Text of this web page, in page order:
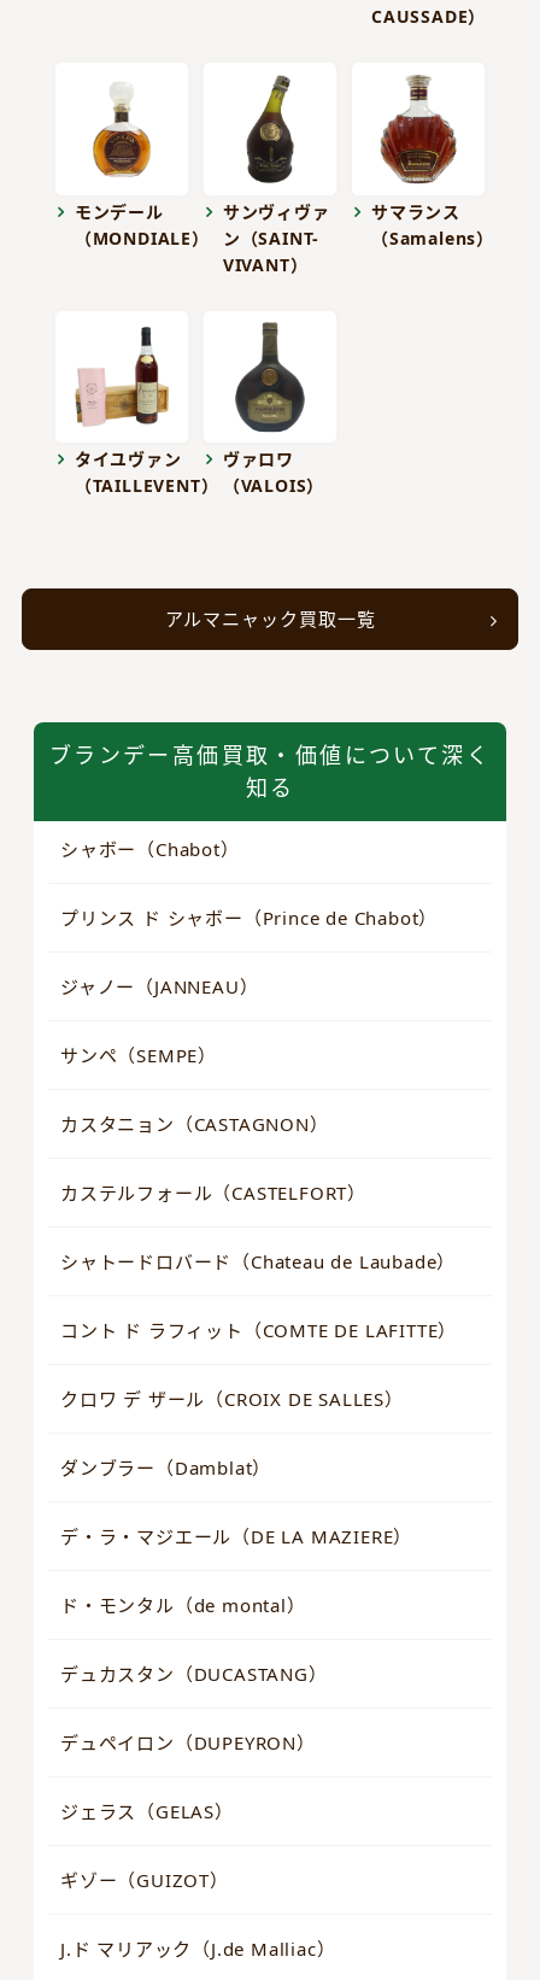
CAUSSADE）
モンデール
（MONDIALE）
サンヴィヴァ
ン（SAINT-
VIVANT）
サマランス
（Samalens）
タイユヴァン
（TAILLEVENT）
ヴァロワ
（VALOIS）
アルマニャック買取一覧
ブランデー高価買取・価値について深く
知る
シャボー（Chabot）
プリンス ド シャボー（Prince de Chabot）
ジャノー（JANNEAU）
サンペ（SEMPE）
カスタニョン（CASTAGNON）
カステルフォール（CASTELFORT）
シャトードロバード（Chateau de Laubade）
コント ド ラフィット（COMTE DE LAFITTE）
クロワ デ ザール（CROIX DE SALLES）
ダンブラー（Damblat）
デ・ラ・マジエール（DE LA MAZIERE）
ド・モンタル（de montal）
デュカスタン（DUCASTANG）
デュペイロン（DUPEYRON）
ジェラス（GELAS）
ギゾー（GUIZOT）
J.ド マリアック（J.de Malliac）